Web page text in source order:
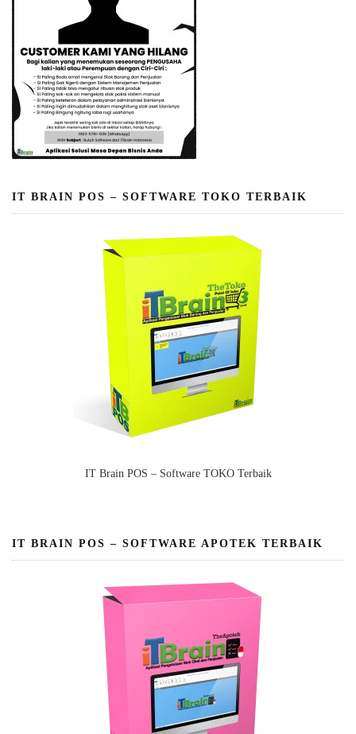
IT BRAIN POS – SOFTWARE TOKO TERBAIK
IT Brain POS – Software TOKO Terbaik
IT BRAIN POS – SOFTWARE APOTEK TERBAIK